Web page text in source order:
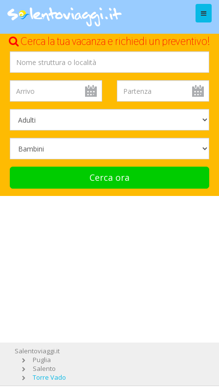
Menu
Cerca la tua vacanza e richiedi un preventivo!
Cerca ora
Salentoviaggi.it
Puglia
Salento
Torre Vado